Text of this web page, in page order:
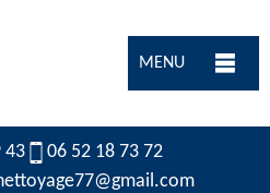
MENU
43
06 52 18 73 72